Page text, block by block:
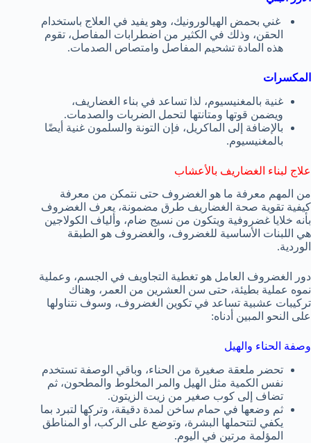
غني بحمض الهيالورونيك، وهو يفيد في العلاج باستخدام
الحقن، وذلك في الكثير من اضطرابات المفاصل، تقوم
هذه المادة تشحيم المفاصل وامتصاص الصدمات.
المكسرات
غنية بالمغنيسيوم، لذا تساعد في بناء الغضاريف،
ويضمن قوتها ومتانتها لتحمل الضربات والصدمات.
بالإضافة إلى الماكريل، فإن التونة والسلمون غنية أيضًا
بالمغنيسيوم.
علاج لبناء الغضاريف بالأعشاب
من المهم معرفة ما هو الغضروف حتى نتمكن من معرفة
كيفية تقوية صحة الغضاريف طرق مضمونة، يعرف الغضروف
بأنه خلايا غضروفية ويتكون من نسيج ضام، وألياف الكولاجين
هي اللبنات الأساسية للغضروف، والغضروف هو الطبقة
الوردية.
دور الغضروف العامل هو تغطية التجاويف في الجسم، وعملية
نموه عملية بطيئة، حتى سن العشرين من العمر، وهناك
تركيبات عشبية تساعد في تكوين الغضروف، وسوف نتناولها
على النحو المبين أدناه:
وصفة الحناء والهيل
تحضر ملعقة صغيرة من الحناء، وباقي الوصفة تستخدم
نفس الكمية مثل الهيل والمر المخلوط والمطحون، ثم
تضاف إلى كوب صغير من زيت الزيتون.
ثم وضعها في حمام ساخن لمدة دقيقة، وتركها لتبرد بما
يكفي لتتحملها البشرة، وتوضع على الركب، أو المناطق
المؤلمة مرتين في اليوم.